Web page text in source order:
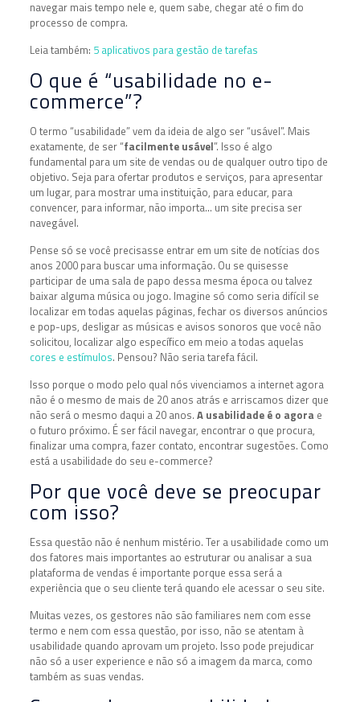
navegar mais tempo nele e, quem sabe, chegar até o fim do
processo de compra.
Leia também: 5 aplicativos para gestão de tarefas
O que é “usabilidade no e-
commerce”?
O termo “usabilidade” vem da ideia de algo ser “usável”. Mais
exatamente, de ser “facilmente usável”. Isso é algo
fundamental para um site de vendas ou de qualquer outro tipo de
objetivo. Seja para ofertar produtos e serviços, para apresentar
um lugar, para mostrar uma instituição, para educar, para
convencer, para informar, não importa… um site precisa ser
navegável.
Pense só se você precisasse entrar em um site de notícias dos
anos 2000 para buscar uma informação. Ou se quisesse
participar de uma sala de papo dessa mesma época ou talvez
baixar alguma música ou jogo. Imagine só como seria difícil se
localizar em todas aquelas páginas, fechar os diversos anúncios
e pop-ups, desligar as músicas e avisos sonoros que você não
solicitou, localizar algo específico em meio a todas aquelas
cores e estímulos. Pensou? Não seria tarefa fácil.
Isso porque o modo pelo qual nós vivenciamos a internet agora
não é o mesmo de mais de 20 anos atrás e arriscamos dizer que
não será o mesmo daqui a 20 anos. A usabilidade é o agorae
o futuro próximo. É ser fácil navegar, encontrar o que procura,
finalizar uma compra, fazer contato, encontrar sugestões. Como
está a usabilidade do seu e-commerce?
Por que você deve se preocupar
com isso?
Essa questão não é nenhum mistério. Ter a usabilidade como um
dos fatores mais importantes ao estruturar ou analisar a sua
plataforma de vendas é importante porque essa será a
experiência que o seu cliente terá quando ele acessar o seu site.
Muitas vezes, os gestores não são familiares nem com esse
termo e nem com essa questão, por isso, não se atentam à
usabilidade quando aprovam um projeto. Isso pode prejudicar
não só a user experience e não só a imagem da marca, como
também as suas vendas.